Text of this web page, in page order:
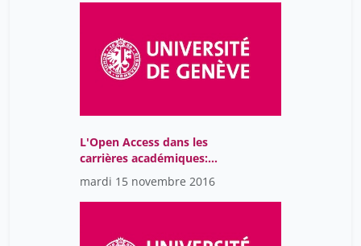
L'Open Access dans les
carrières académiques:
introduction
mardi 15 novembre 2016